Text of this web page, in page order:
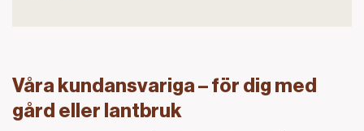
Våra kundansvariga – för dig med
gård eller lantbruk